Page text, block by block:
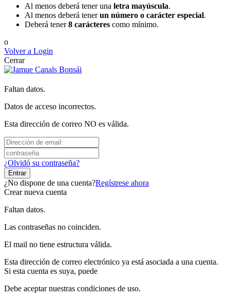
Al menos deberá tener una letra mayúscula.
Al menos deberá tenerun número o carácter especial.
Deberá tener8 carácteres como mínimo.
o
Volver a Login
Cerrar
Faltan datos.
Datos de acceso incorrectos.
Esta dirección de correo NO es válida.
¿Olvidó su contraseña?
Entrar
¿No dispone de una cuenta?Regístrese ahora
Crear nueva cuenta
Faltan datos.
Las contraseñas no coinciden.
El mail no tiene estructura válida.
Esta dirección de correo electrónico ya está asociada a una cuenta.
Si esta cuenta es suya, puede
Debe aceptar nuestras condiciones de uso.